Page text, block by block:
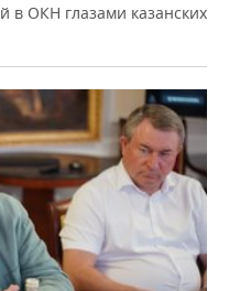
в ОКН глазами казанских